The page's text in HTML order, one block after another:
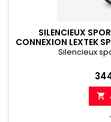
SILENCIEUX
CONNEXION LEXTEK
Silencieux
Prix
